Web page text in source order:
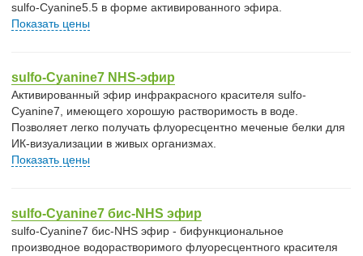
sulfo-Cyanine5.5 в форме активированного эфира.
Показать цены
sulfo-Cyanine7 NHS-эфир
Активированный эфир инфракрасного красителя sulfo-
Cyanine7, имеющего хорошую растворимость в воде.
Позволяет легко получать флуоресцентно меченые белки для
ИК-визуализации в живых организмах.
Показать цены
sulfo-Cyanine7 бис-NHS эфир
sulfo-Cyanine7 бис-NHS эфир - бифункциональное
производное водорастворимого флуоресцентного красителя